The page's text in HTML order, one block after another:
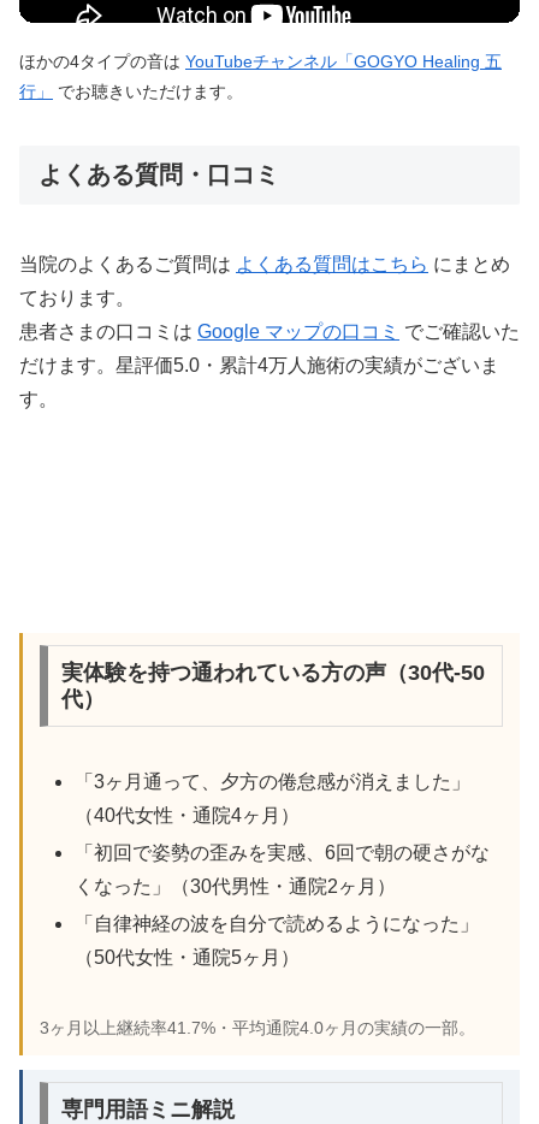
ほかの4タイプの音は YouTubeチャンネル「GOGYO Healing 五
行」
でお聴きいただけます。
よくある質問・口コミ
当院のよくあるご質問は よくある質問はこちら にまとめ
ております。
患者さまの口コミは Google マップの口コミ でご確認いた
だけます。星評価5.0・累計4万人施術の実績がございま
す。
実体験を持つ通われている方の声（30代-50
代）
「3ヶ月通って、夕方の倦怠感が消えました」
（40代女性・通院4ヶ月）
「初回で姿勢の歪みを実感、6回で朝の硬さがな
くなった」（30代男性・通院2ヶ月）
「自律神経の波を自分で読めるようになった」
（50代女性・通院5ヶ月）
3ヶ月以上継続率41.7%・平均通院4.0ヶ月の実績の一部。
専門用語ミニ解説